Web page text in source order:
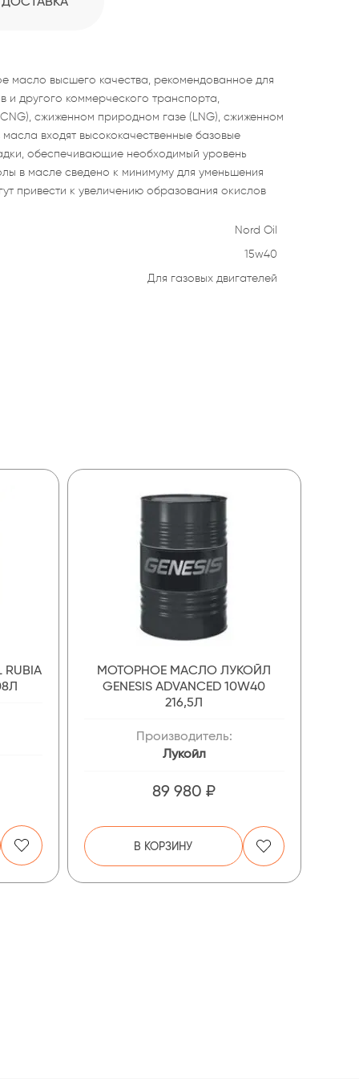
масло высшего качества, рекомендованное для
и другого коммерческого транспорта,
сжиженном природном газе (LNG), сжиженном
входят высококачественные базовые
обеспечивающие необходимый уровень
в масле сведено к минимуму для уменьшения
привести к увеличению образования окислов
Nord Oil
15w40
Для газовых двигателей
МОТОРНОЕ МАСЛО ЛУКОЙЛ
GENESIS ADVANCED 10W40
216,5Л
Производитель:
Лукойл
89 980 ₽
В КОРЗИНУ